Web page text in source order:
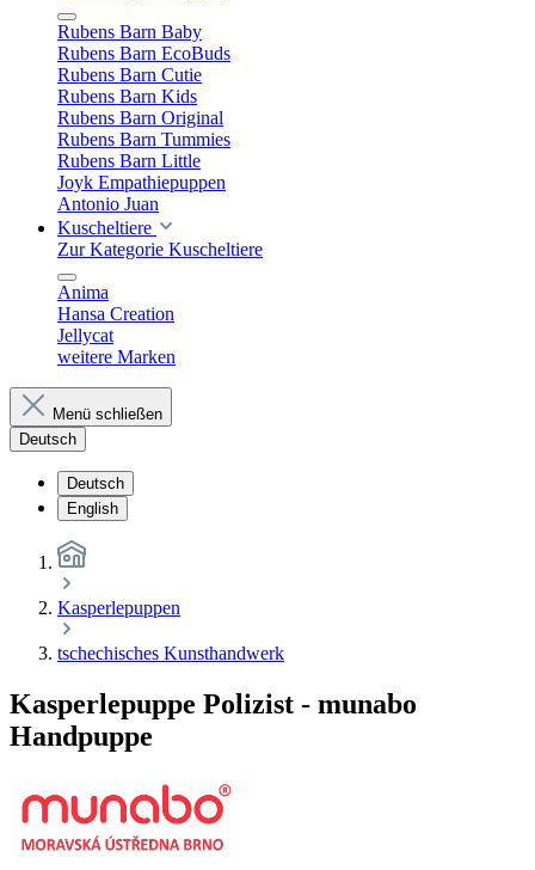
Rubens Barn Baby
Rubens Barn EcoBuds
Rubens Barn Cutie
Rubens Barn Kids
Rubens Barn Original
Rubens Barn Tummies
Rubens Barn Little
Joyk Empathiepuppen
Antonio Juan
Kuscheltiere
Zur Kategorie Kuscheltiere
Anima
Hansa Creation
Jellycat
weitere Marken
Menü schließen
Deutsch
Deutsch
English
Kasperlepuppen
tschechisches Kunsthandwerk
Kasperlepuppe Polizist - munabo
Handpuppe